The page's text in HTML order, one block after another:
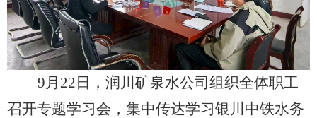
9月22日，润川矿泉水公司组织全体职工
召开专题学习会，集中传达学习银川中铁水务